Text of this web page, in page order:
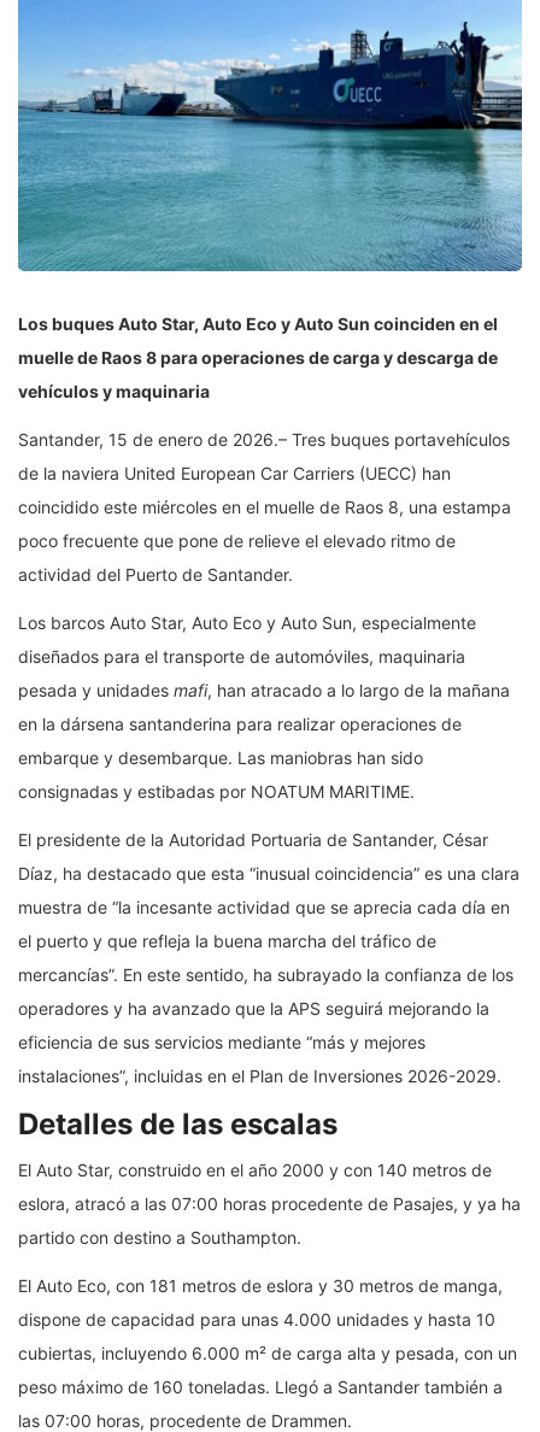
Los buques Auto Star, Auto Eco y Auto Sun coinciden en el
muelle de Raos 8 para operaciones de carga y descarga de
vehículos y maquinaria
Santander, 15 de enero de 2026.– Tres buques portavehículos
de la naviera United European Car Carriers (UECC) han
coincidido este miércoles en el muelle de Raos 8, una estampa
poco frecuente que pone de relieve el elevado ritmo de
actividad del Puerto de Santander.
Los barcos Auto Star, Auto Eco y Auto Sun, especialmente
diseñados para el transporte de automóviles, maquinaria
pesada y unidades mafi, han atracado a lo largo de la mañana
en la dársena santanderina para realizar operaciones de
embarque y desembarque. Las maniobras han sido
consignadas y estibadas por NOATUM MARITIME.
El presidente de la Autoridad Portuaria de Santander, César
Díaz, ha destacado que esta “inusual coincidencia” es una clara
muestra de “la incesante actividad que se aprecia cada día en
el puerto y que refleja la buena marcha del tráfico de
mercancías”. En este sentido, ha subrayado la confianza de los
operadores y ha avanzado que la APS seguirá mejorando la
eficiencia de sus servicios mediante “más y mejores
instalaciones”, incluidas en el Plan de Inversiones 2026-2029.
Detalles de las escalas
El Auto Star, construido en el año 2000 y con 140 metros de
eslora, atracó a las 07:00 horas procedente de Pasajes, y ya ha
partido con destino a Southampton.
El Auto Eco, con 181 metros de eslora y 30 metros de manga,
dispone de capacidad para unas 4.000 unidades y hasta 10
cubiertas, incluyendo 6.000 m² de carga alta y pesada, con un
peso máximo de 160 toneladas. Llegó a Santander también a
las 07:00 horas, procedente de Drammen.